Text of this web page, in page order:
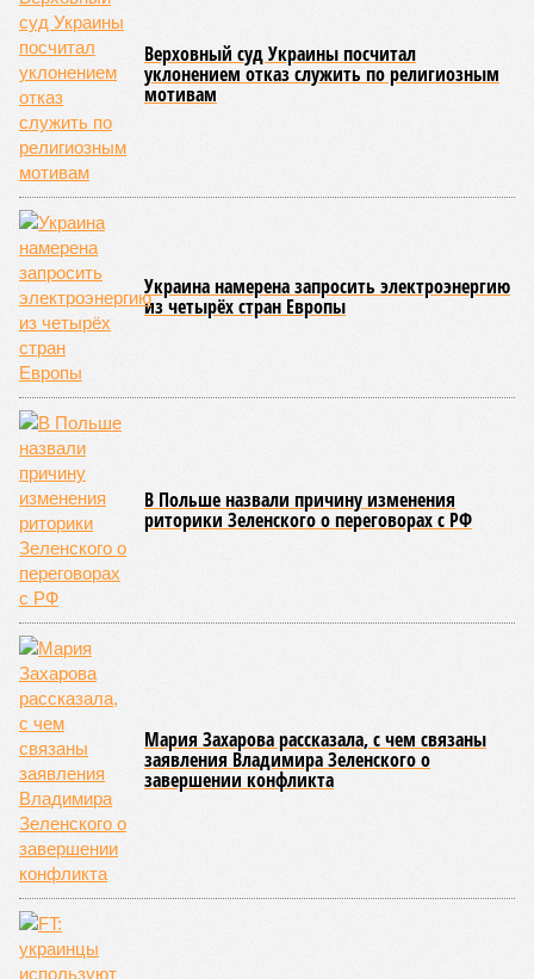
вызванного группой биологов, называется «Конец всей
этой мерзости». В реальной жизни участия пытливых
исследователей в организации конца света может не
понадобиться: природа сама разберётся, как и где
(фото: en.wikipedia.org)
Да, наша любимая маленькая планета может быть
единственной, где в пределах Солнечной системы есть
полноценная жизнь, но Земля также регулярно пытается
эту жизнь уничтожить. Так уж вышло, что внутренние
процессы на планете включают в себя всевозможные
геологические, метеорологические и физические явления,
которые для человека довольно опасны. Или попросту
смертельны. И вот несколько тому примеров.
Все стихии сразу
Около 100 лет назад в Поднебесной приключилось то, что
у нас назвали бы тридцатью тремя несчастьями. Страну
последовательно поразили: многолетняя засуха, страшный
паводок, невероятные ливни. Несколько миллионов
человек не пережили этот разгул стихий. Вот что тогда
приключилось.
Зима 1931 года выдалась в Китае чрезвычайно
продолжительной и суровой. Снега образовалось огромное
количество – казалось бы, хороший знак после периода
великой суши, продолжавшегося с 1928-го. Но всё
обратилось катастрофой. Снег растаял, устремился в реки,
начался небывалый паводок, быстро обернувшийся
страшным наводнением, которое обильные весенние ливни
только усугубили. К июню всё это преобразовалось в
массовый потоп, в июле же Китай в дополнение накрыло
сразу девятью циклонами. Последствия оказались
невообразимыми: наводнение погребло под собой
территорию в 180 тыс. квадратных километров, что равно